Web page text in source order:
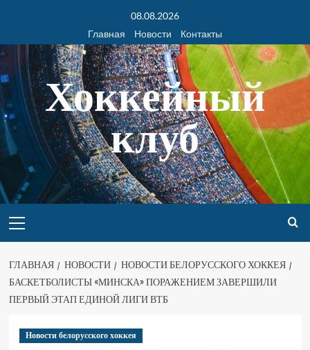
08.08.2026
Главная
Новости Контакты
Хоккейный
клуб
ГЛАВНАЯ НОВОСТИ
НОВОСТИ БЕЛОРУССКОГО ХОККЕЯ
БАСКЕТБОЛИСТЫ «МИНСКА» ПОРАЖЕНИЕМ ЗАВЕРШИЛИ
ПЕРВЫЙ ЭТАП ЕДИНОЙ ЛИГИ ВТБ
Новости белорусского хоккея